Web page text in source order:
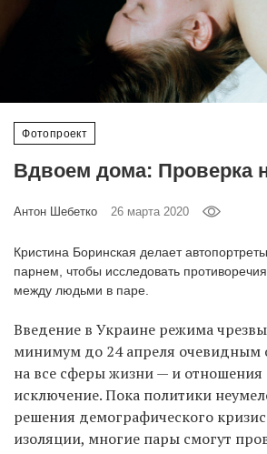
Фотопроект
Вдвоем дома: Проверка
Антон Шебетко 26 марта 2020
Кристина Боринская делает
парнем, чтобы исследовать
между людьми в паре.
Введение в Украине режима
минимум до 24 апреля очевидным
на все сферы жизни — и отношения
исключение. Пока политики
решения демографического
изоляции, многие пары смогут